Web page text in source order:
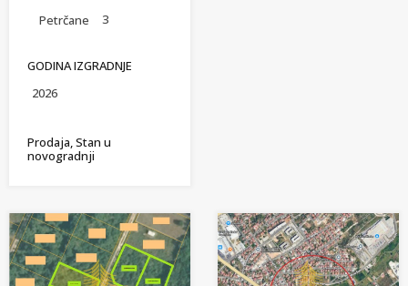
Petrčane
3
GODINA IZGRADNJE
2026
Prodaja, Stan u
novogradnji